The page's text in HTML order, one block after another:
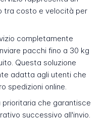
tra costo e velocità per
completamente
pacchi fino a 30 kg
Questa soluzione
adatta agli utenti che
spedizioni online.
prioritaria che garantisce
successivo all'invio.